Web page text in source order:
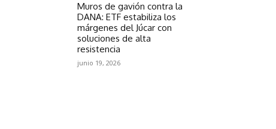
Muros de gavión contra la
DANA: ETF estabiliza los
márgenes del Júcar con
soluciones de alta
resistencia
junio 19, 2026